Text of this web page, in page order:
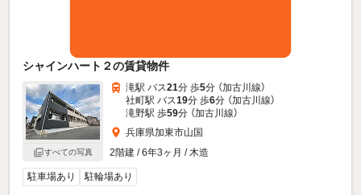
シャインハート２の賃貸物件
すべての写真
滝駅 バス21分 歩5分 （加古川線）
社町駅 バス19分 歩6分 （加古川線）
滝野駅 歩59分 （加古川線）
兵庫県加東市山国
2階建 / 6年3ヶ月 / 木造
駐車場あり 駐輪場あり